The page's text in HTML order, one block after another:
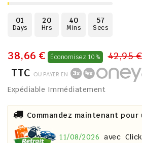
01
Days
20
Hrs
40
Mins
57
Secs
38,66 € Économisez 10% 42,95 €
TTC OU PAYER EN
Expédiable Immédiatement
Commandez maintenant pour
11/08/2026 avec